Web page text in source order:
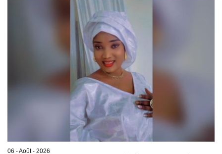
06 - Août - 2026